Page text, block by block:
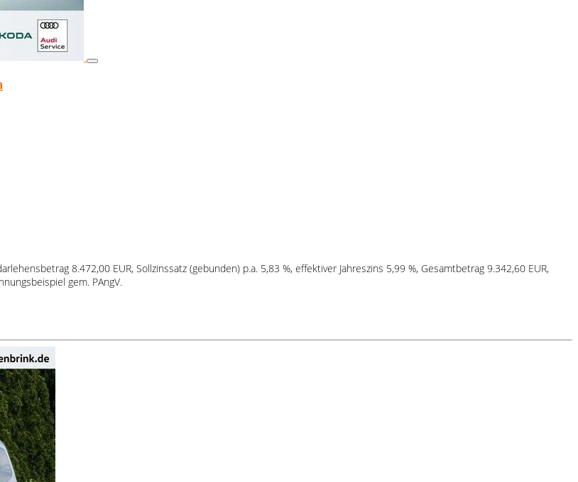
8.472,00 EUR, Sollzinssatz (gebunden) p.a. 5,83 %, effektiver Jahreszins 5,99 %, Gesamtbetrag 9.342,60 EUR,
gem. PAngV.